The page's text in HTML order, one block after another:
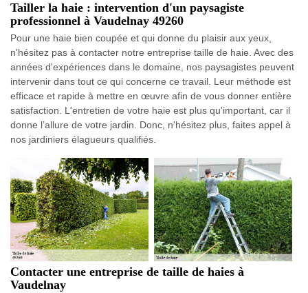
Tailler la haie : intervention d'un paysagiste
professionnel à Vaudelnay 49260
Pour une haie bien coupée et qui donne du plaisir aux yeux,
n'hésitez pas à contacter notre entreprise taille de haie. Avec des
années d'expériences dans le domaine, nos paysagistes peuvent
intervenir dans tout ce qui concerne ce travail. Leur méthode est
efficace et rapide à mettre en œuvre afin de vous donner entière
satisfaction. L'entretien de votre haie est plus qu'important, car il
donne l’allure de votre jardin. Donc, n'hésitez plus, faites appel à
nos jardiniers élagueurs qualifiés.
Contacter une entreprise de taille de haies à
Vaudelnay